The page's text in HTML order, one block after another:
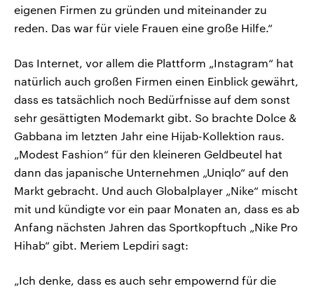
eigenen Firmen zu gründen und miteinander zu
reden. Das war für viele Frauen eine große Hilfe.“
Das Internet, vor allem die Plattform „Instagram“ hat
natürlich auch großen Firmen einen Einblick gewährt,
dass es tatsächlich noch Bedürfnisse auf dem sonst
sehr gesättigten Modemarkt gibt. So brachte Dolce &
Gabbana im letzten Jahr eine Hijab-Kollektion raus.
„Modest Fashion“ für den kleineren Geldbeutel hat
dann das japanische Unternehmen „Uniqlo“ auf den
Markt gebracht. Und auch Globalplayer „Nike“ mischt
mit und kündigte vor ein paar Monaten an, dass es ab
Anfang nächsten Jahren das Sportkopftuch „Nike Pro
Hihab“ gibt. Meriem Lepdiri sagt:
„Ich denke, dass es auch sehr empowernd für die